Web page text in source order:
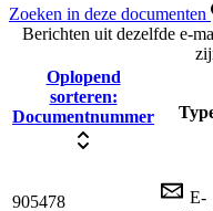
Zoeken in deze documenten
Berichten uit dezelfde e-
Oplopend
sorteren:
Documentnummer
905478
E-